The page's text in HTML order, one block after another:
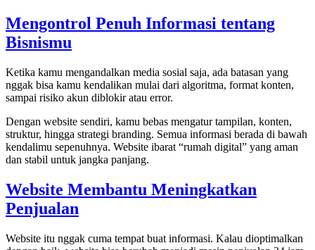
Mengontrol Penuh Informasi tentang
Bisnismu
Ketika kamu mengandalkan media sosial saja, ada batasan yang
nggak bisa kamu kendalikan mulai dari algoritma, format konten,
sampai risiko akun diblokir atau error.
Dengan website sendiri, kamu bebas mengatur tampilan, konten,
struktur, hingga strategi branding. Semua informasi berada di bawah
kendalimu sepenuhnya. Website ibarat “rumah digital” yang aman
dan stabil untuk jangka panjang.
Website Membantu Meningkatkan
Penjualan
Website itu nggak cuma tempat buat informasi. Kalau dioptimalkan